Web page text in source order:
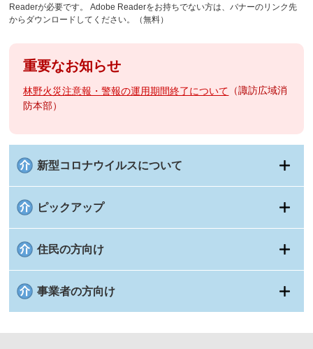
Readerが必要です。
Adobe Readerをお持ちでない方は、バナーのリンク先
からダウンロードしてください。（無料）
重要なお知らせ
林野火災注意報・警報の運用期間終了について
諏訪広域消
防本部
新型コロナウイルスについて
ピックアップ
住民の方向け
事業者の方向け